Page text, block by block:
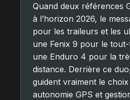
Quand deux références
à l’horizon 2026, le
pour les traileurs et les
une Fenix 9 pour le
une Enduro 4 pour la
distance. Derrière ce
guident vraiment le
autonomie GPS et